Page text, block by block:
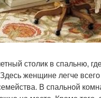
столик в спальню,
женщине легче
В спальной